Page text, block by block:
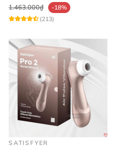
1.463.000₫
-18%
(213)
SATISFYER